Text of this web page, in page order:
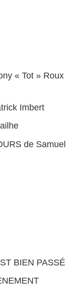
« Tot » Roux
Imbert
de Samuel
BIEN PASSÉ